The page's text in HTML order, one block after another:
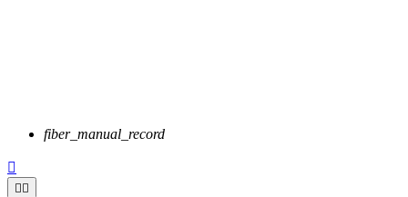
fiber_manual_record

 